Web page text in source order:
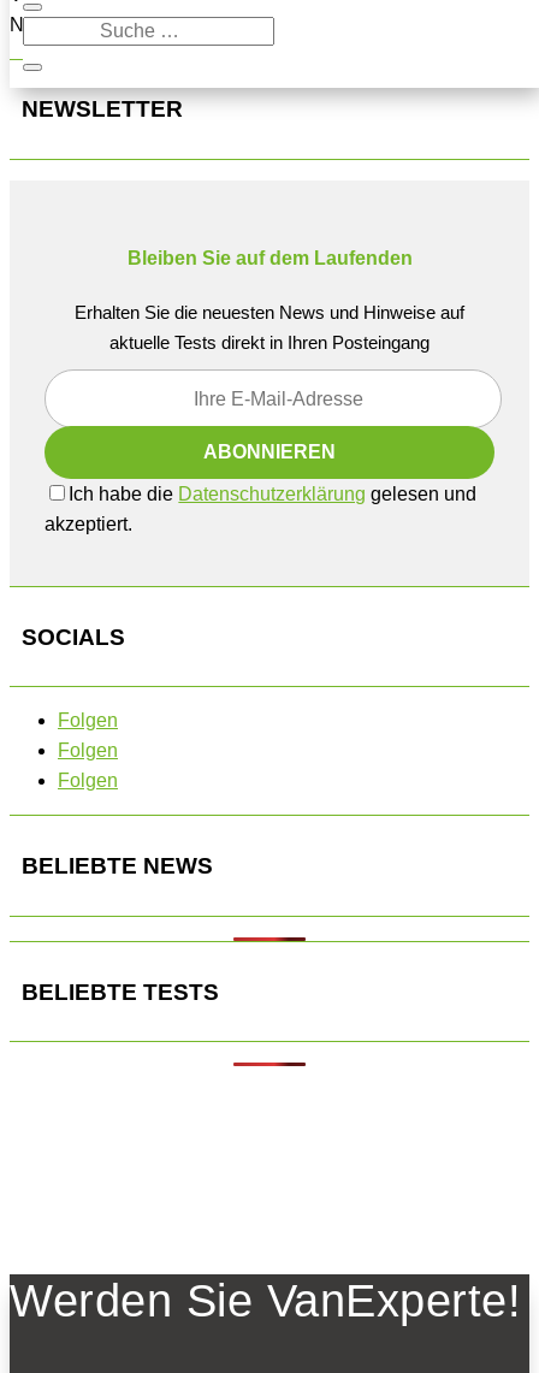
Navigation oben, um den Beitrag zu finden.
NEWSLETTER
Bleiben Sie auf dem Laufenden
Erhalten Sie die neuesten News und Hinweise auf
aktuelle Tests direkt in Ihren Posteingang
Ich habe die Datenschutzerklärung gelesen und
akzeptiert.
SOCIALS
Folgen
Folgen
Folgen
BELIEBTE NEWS
BELIEBTE TESTS
Werden Sie VanExperte!